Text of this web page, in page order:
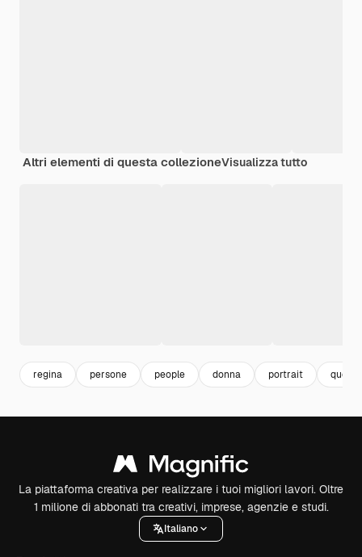
Altri elementi di questa collezioneVisualizza tutto
regina persone people donna portrait queen
La piattaforma creativa per realizzare i tuoi migliori lavori. Oltre
1 milione di abbonati tra creativi, imprese, agenzie e studi.
Italiano